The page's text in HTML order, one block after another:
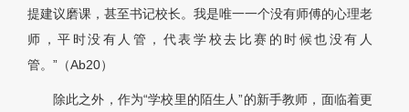
提建议磨课，甚至书记校长。我是唯一一个没有师傅的心理老
师，平时没有人管，代表学校去比赛的时候也没有人
管。”（Ab20）
除此之外，作为“学校里的陌生人”的新手教师，面临着更